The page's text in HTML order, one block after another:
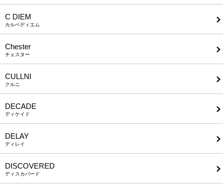
C DIEM
カルペディエム
Chester
チェスター
CULLNI
クルニ
DECADE
ディケイド
DELAY
ディレイ
DISCOVERED
ディスカバード